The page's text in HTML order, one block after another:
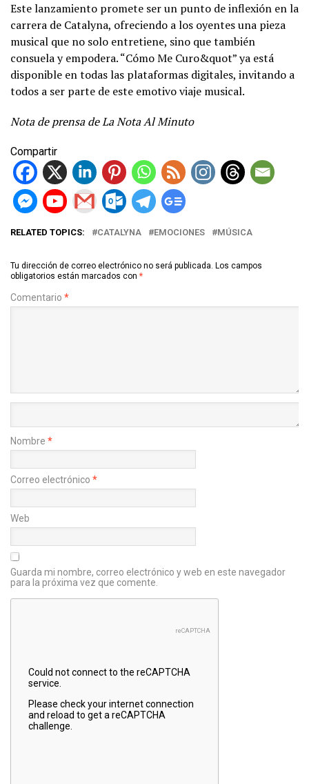
Este lanzamiento promete ser un punto de inflexión en la
carrera de Catalyna, ofreciendo a los oyentes una pieza
musical que no solo entretiene, sino que también
consuela y empodera. “Cómo Me Curo&quot” ya está
disponible en todas las plataformas digitales, invitando a
todos a ser parte de este emotivo viaje musical.
Nota de prensa de La Nota Al Minuto
Compartir
RELATED TOPICS: CATALYNA EMOCIONES MÚSICA
Tu dirección de correo electrónico no será publicada. Los campos
obligatorios están marcados con *
Comentario *
Nombre *
Correo electrónico *
Web
Guarda mi nombre, correo electrónico y web en este navegador
para la próxima vez que comente.